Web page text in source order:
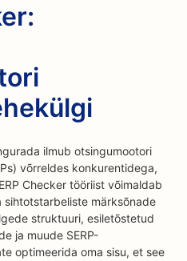
ilmub otsingumootori
võrreldes konkurentidega,
Checker tööriist võimaldab
sihtotstarbeliste märksõnade
struktuuri, esiletõstetud
ja muude SERP-
optimeerida oma sisu, et see